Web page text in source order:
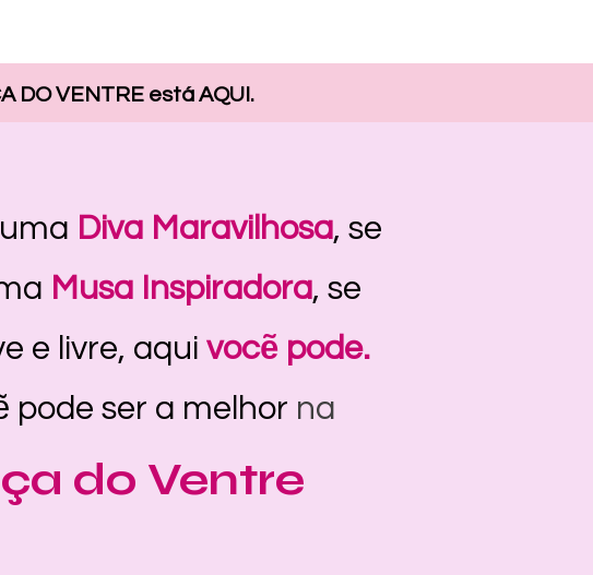
DO VENTRE está AQUI.
Diva Maravilhosa, se
Musa Inspiradora, se
e livre, aqui vocẽ pode.
pode ser a melhor na
do Ventre